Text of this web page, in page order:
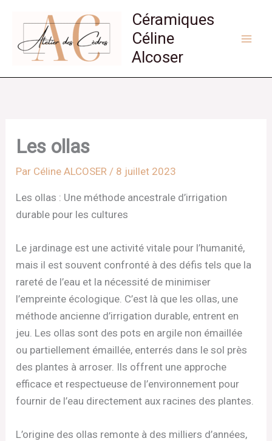
contenu
Céramiques
Céline
Alcoser
Les ollas
Par Céline ALCOSER / 8 juillet 2023
Les ollas : Une méthode ancestrale d’irrigation
durable pour les cultures
Le jardinage est une activité vitale pour l’humanité,
mais il est souvent confronté à des défis tels que la
rareté de l’eau et la nécessité de minimiser
l’empreinte écologique. C’est là que les ollas, une
méthode ancienne d’irrigation durable, entrent en
jeu. Les ollas sont des pots en argile non émaillée
ou partiellement émaillée, enterrés dans le sol près
des plantes à arroser. Ils offrent une approche
efficace et respectueuse de l’environnement pour
fournir de l’eau directement aux racines des plantes.
L’origine des ollas remonte à des milliers d’années,